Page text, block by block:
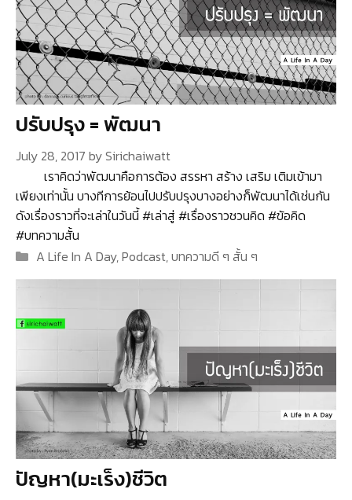
ปรับปรุง = พัฒนา
July 28, 2017 bySirichaiwatt
เราคิดว่าพัฒนาคือการต้อง สรรหา สร้าง เสริม เติมเข้ามา
เพียงเท่านั้น บางทีการย้อนไปปรับปรุงบางอย่างก็พัฒนาได้เช่นกัน
ดังเรื่องราวที่จะเล่าในวันนี้ #เล่าสู่ #เรื่องราวชวนคิด #ข้อคิด
#บทความสั้น
Categories
A Life In A Day,Podcast,บทความดี ๆ สั้น ๆ
ปัญหา(มะเร็ง)ชีวิต